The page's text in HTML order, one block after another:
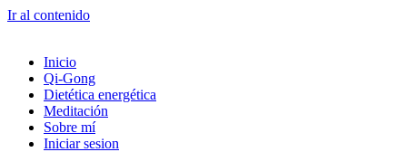
Ir al contenido
Inicio
Qi-Gong
Dietética energética
Meditación
Sobre mí
Iniciar sesion